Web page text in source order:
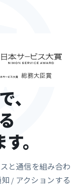
、
。
と通信を組み合わ
/ アクションする